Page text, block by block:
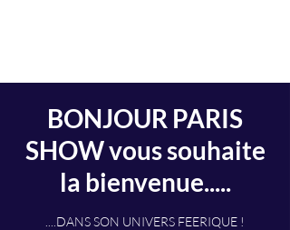
BONJOUR PARIS
SHOW vous souhaite
la bienvenue.....
....DANS SON UNIVERS FEERIQUE !